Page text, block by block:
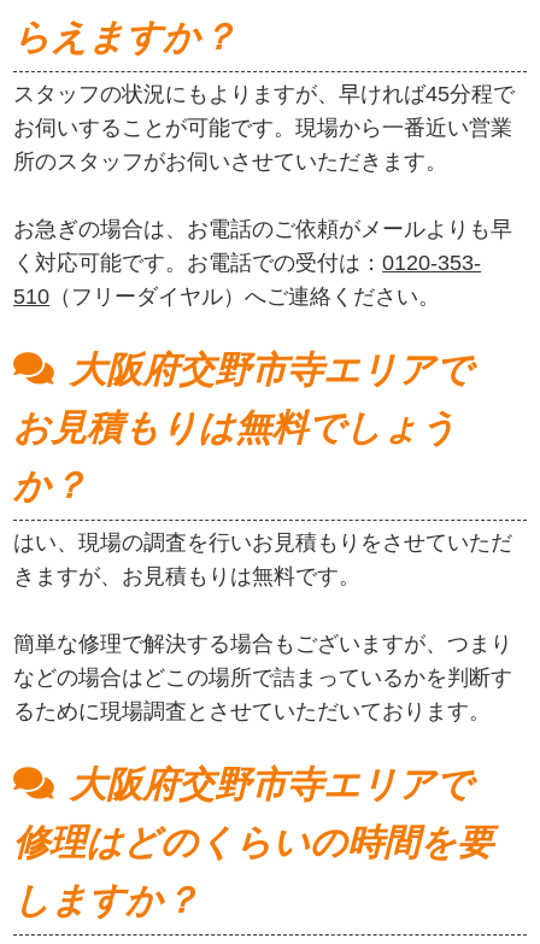
らえますか？
スタッフの状況にもよりますが、早ければ45分程で
お伺いすることが可能です。現場から一番近い営業
所のスタッフがお伺いさせていただきます。
お急ぎの場合は、お電話のご依頼がメールよりも早
く対応可能です。お電話での受付は：0120-353-
510 （フリーダイヤル）へご連絡ください。
大阪府交野市寺エリアで
お見積もりは無料でしょう
か？
はい、現場の調査を行いお見積もりをさせていただ
きますが、お見積もりは無料です。
簡単な修理で解決する場合もございますが、つまり
などの場合はどこの場所で詰まっているかを判断す
るために現場調査とさせていただいております。
大阪府交野市寺エリアで
修理はどのくらいの時間を要
しますか？